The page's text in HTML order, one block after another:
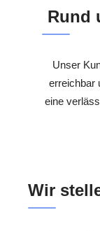
Rund
Unser
erreichbar
eine
Wir